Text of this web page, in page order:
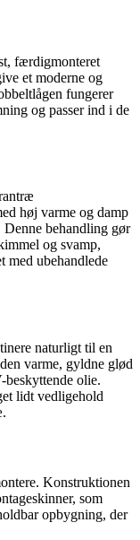
færdigmonteret
et moderne og
fungerer
og passer ind i de
høj varme og damp
behandling gør
og svamp,
med ubehandlede
naturligt til en
varme, gyldne glød
olie.
lidt vedligehold
Konstruktionen
som
opbygning, der